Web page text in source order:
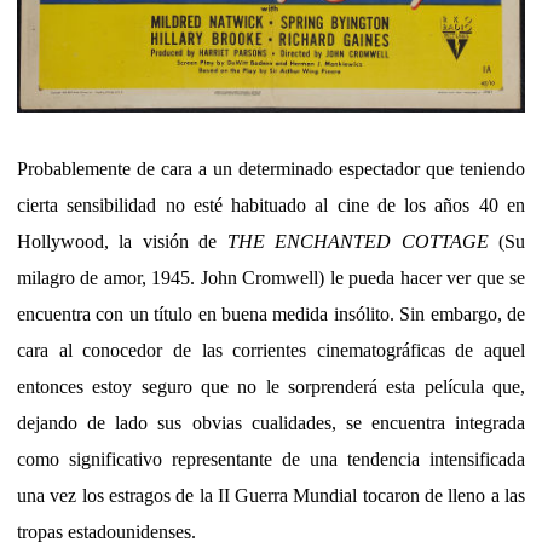
Probablemente de cara a un determinado espectador que teniendo
cierta sensibilidad no esté habituado al cine de los años 40 en
Hollywood, la visión de THE ENCHANTED COTTAGE(Su
milagro de amor, 1945. John Cromwell) le pueda hacer ver que se
encuentra con un título en buena medida insólito. Sin embargo, de
cara al conocedor de las corrientes cinematográficas de aquel
entonces estoy seguro que no le sorprenderá esta película que,
dejando de lado sus obvias cualidades, se encuentra integrada
como significativo representante de una tendencia intensificada
una vez los estragos de la II Guerra Mundial tocaron de lleno a las
tropas estadounidenses.